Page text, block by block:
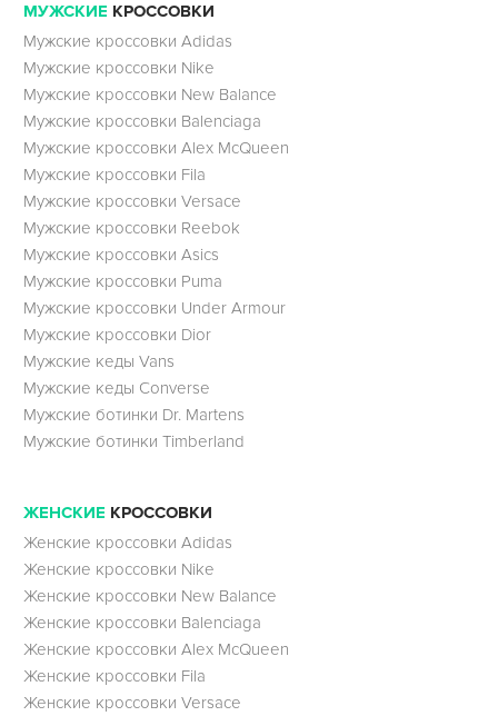
МУЖСКИЕ КРОССОВКИ
Мужские кроссовки Adidas
Мужские кроссовки Nike
Мужские кроссовки New Balance
Мужские кроссовки Balenciaga
Мужские кроссовки Alex McQueen
Мужские кроссовки Fila
Мужские кроссовки Versace
Мужские кроссовки Reebok
Мужские кроссовки Asics
Мужские кроссовки Puma
Мужские кроссовки Under Armour
Мужские кроссовки Dior
Мужские кеды Vans
Мужские кеды Converse
Мужские ботинки Dr. Martens
Мужские ботинки Timberland
ЖЕНСКИЕ КРОССОВКИ
Женские кроссовки Adidas
Женские кроссовки Nike
Женские кроссовки New Balance
Женские кроссовки Balenciaga
Женские кроссовки Alex McQueen
Женские кроссовки Fila
Женские кроссовки Versace